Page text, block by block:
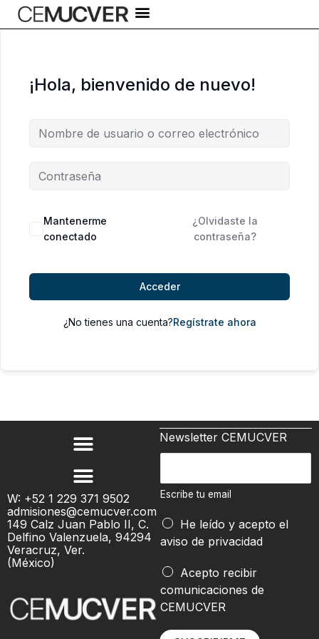
al
¡Hola, bienvenido de nuevo!
Alternative:
Mantenerme
conectado
¿Olvidaste la
contraseña?
Acceder
¿No tienes una cuenta?Regístrate ahora
W: +52 1 229 371 9502
admisiones@cemucver.com
149 Calz Juan Pablo II, C.
Delfino Valenzuela, 94294
Veracruz, Ver.
(México)
Newsletter CEMUCVER
c
i
b
e
u
e
m
Escribe tu email
e
l
e
He leído y acepto el
aviso de privacidad
Acepto recibir
comunicaciones de
CEMUCVER